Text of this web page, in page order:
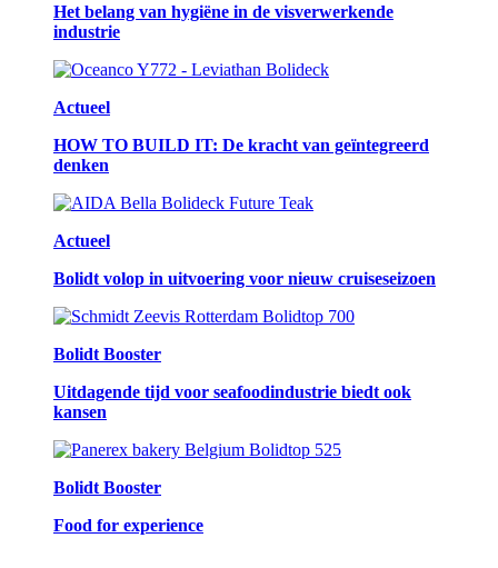
Het belang van hygiëne in de visverwerkende
industrie
Actueel
HOW TO BUILD IT: De kracht van geïntegreerd
denken
Actueel
Bolidt volop in uitvoering voor nieuw cruiseseizoen
Bolidt Booster
Uitdagende tijd voor seafoodindustrie biedt ook
kansen
Bolidt Booster
Food for experience